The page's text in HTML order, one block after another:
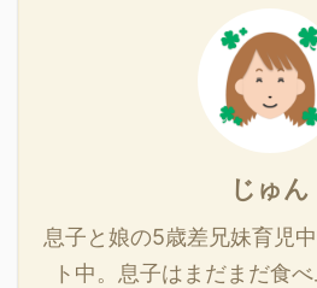
す。 お野菜たっぷりの材
料です。 作り方 作り方
フライパンを熱し油大さ
じ１をなじませます スチ
ームチキンを中火で約1
うに炒めます。 人参、白
て、中火で約1分程炒め
ます。 弱火にしてから、
じゅん
息子と娘の5歳差兄妹育児
ト中。息子はまだまだ食